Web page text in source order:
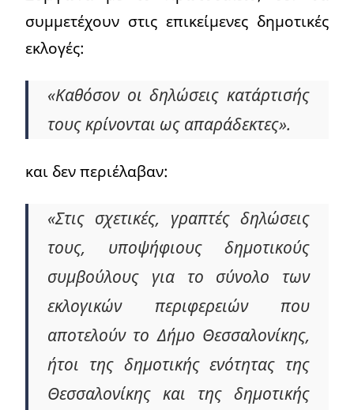
συμμετέχουν στις επικείμενες δημοτικές
εκλογές:
«Καθόσον οι δηλώσεις κατάρτισής
τους κρίνονται ως απαράδεκτες».
και δεν περιέλαβαν:
«Στις σχετικές, γραπτές δηλώσεις
τους, υποψήφιους δημοτικούς
συμβούλους για το σύνολο των
εκλογικών περιφερειών που
αποτελούν το Δήμο Θεσσαλονίκης,
ήτοι της δημοτικής ενότητας της
Θεσσαλονίκης και της δημοτικής